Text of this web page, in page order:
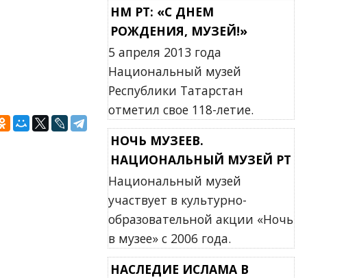
Поиск
НМ РТ: «С ДНЕМ
РОЖДЕНИЯ, МУЗЕЙ!»
5 апреля 2013 года
Национальный музей
Республики Татарстан
отметил свое 118-летие.
НОЧЬ МУЗЕЕВ.
НАЦИОНАЛЬНЫЙ МУЗЕЙ РТ
Национальный музей
участвует в культурно-
образовательной акции «Ночь
в музее» с 2006 года.
НАСЛЕДИЕ ИСЛАМА В